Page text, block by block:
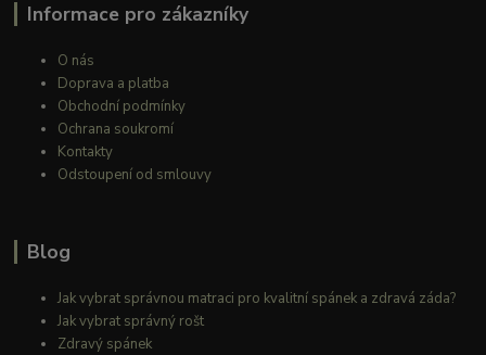
Informace pro zákazníky
O nás
Doprava a platba
Obchodní podmínky
Ochrana soukromí
Kontakty
Odstoupení od smlouvy
Blog
Jak vybrat správnou matraci pro kvalitní spánek a zdravá záda?
Jak vybrat správný rošt
Zdravý spánek